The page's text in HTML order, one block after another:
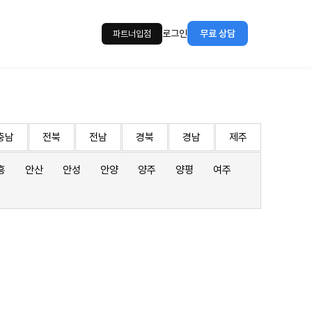
파트너입점 로그인 무료 상담
남 전북 전남 경북 경남 제주
안산 안성 안양 양주 양평 여주